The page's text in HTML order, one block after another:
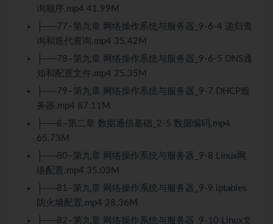
询顺序.mp4 41.99M
├──77–第九章 网络操作系统与服务器_9-6-4 递归查
询和迭代查询.mp4 35.42M
├──78–第九章 网络操作系统与服务器_9-6-5 DNS通
知和配置文件.mp4 25.35M
├──79–第九章 网络操作系统与服务器_9-7 DHCP服
务器.mp4 87.11M
├──8–第二章 数据通信基础_2-5 数据编码.mp4
65.73M
├──80–第九章 网络操作系统与服务器_9-8 Linux 网
络配置.mp4 35.03M
├──81–第九章 网络操作系统与服务器_9-9 iptables
防火墙配置.mp4 28.36M
├──82–第九章 网络操作系统与服务器_9-10 Linux文